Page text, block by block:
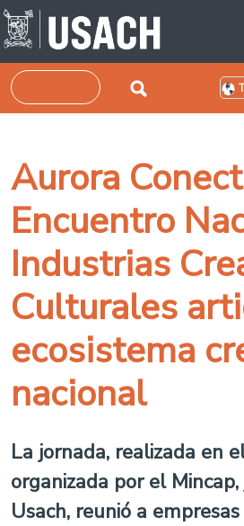
Skip to main content
Search
Aurora
Encuentro
Industrias
Culturales
ecosistema
nacional
La jornada, realizada en
organizada por el
Usach, reunió a